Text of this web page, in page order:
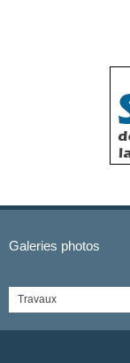
Galeries photos
Travaux